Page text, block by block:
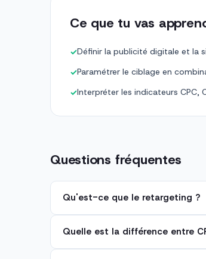
Ce que tu vas
✓Définir la publicité digitale et la
✓Paramétrer le ciblage en
✓Interpréter les indicateurs CPC,
Questions fréquentes
Qu'est-ce que le retargeting ?
Quelle est la différence entre